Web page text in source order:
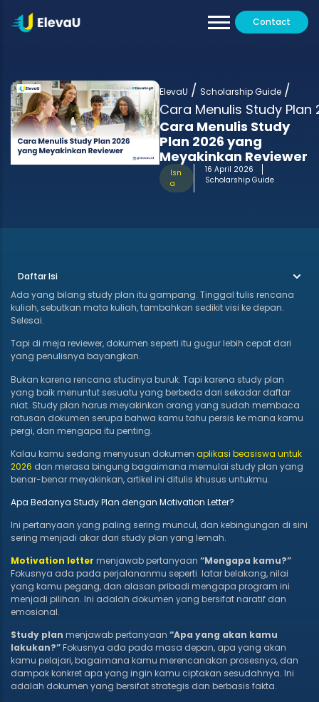
Testimoni
Contact
ElevaU / Scholarship Guide /
Cara Menulis Study
Cara Menulis Study
Plan 2026 yang
Meyakinkan Reviewer
Isn
a
16 April 2026
Scholarship Guide
Daftar Isi
Ada yang bilang study plan itu gampang. Tinggal tulis rencana
kuliah, sebutkan mata kuliah, tambahkan sedikit visi ke depan.
Selesai.
Tapi di meja reviewer, dokumen seperti itu gugur lebih cepat dari
yang penulisnya bayangkan.
Bukan karena rencana studinya buruk. Tapi karena study plan
yang baik menuntut sesuatu yang berbeda dari sekadar daftar
niat. Study plan harus meyakinkan orang yang sudah membaca
ratusan dokumen serupa bahwa kamu tahu persis ke mana kamu
pergi, dan mengapa itu penting.
Kalau kamu sedang menyusun dokumen aplikasi beasiswa untuk
2026 dan merasa bingung bagaimana memulai study plan yang
benar-benar meyakinkan, artikel ini ditulis khusus untukmu.
Apa Bedanya Study Plan dengan Motivation Letter?
Ini pertanyaan yang paling sering muncul, dan kebingungan di sini
sering menjadi akar dari study plan yang lemah.
Motivation letter menjawab pertanyaan “Mengapa kamu?”
Fokusnya ada pada perjalananmu seperti latar belakang, nilai
yang kamu pegang, dan alasan pribadi mengapa program ini
menjadi pilihan. Ini adalah dokumen yang bersifat naratif dan
emosional.
Study plan menjawab pertanyaan “Apa yang akan kamu
lakukan?”Fokusnya ada pada masa depan, apa yang akan
kamu pelajari, bagaimana kamu merencanakan prosesnya, dan
dampak konkret apa yang ingin kamu ciptakan sesudahnya. Ini
adalah dokumen yang bersifat strategis dan berbasis fakta.